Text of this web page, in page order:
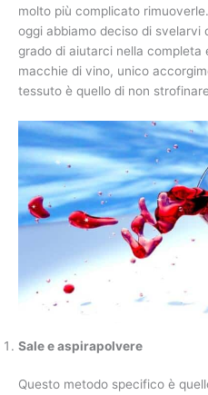
molto più complicato
oggi abbiamo deciso di svelarvi
grado di aiutarci nella completa
macchie di vino, unico
tessuto è quello di non
Sale e aspirapolvere
Questo metodo specifico è